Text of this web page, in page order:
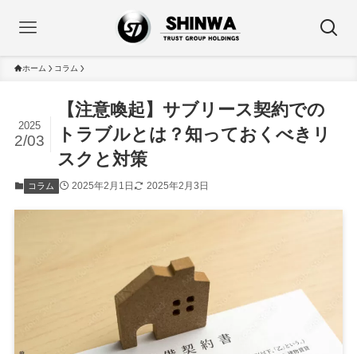
ホーム コラム
【注意喚起】サブリース契約での
トラブルとは？知っておくべきリ
スクと対策
2025
2/03
コラム 2025年2月1日 2025年2月3日